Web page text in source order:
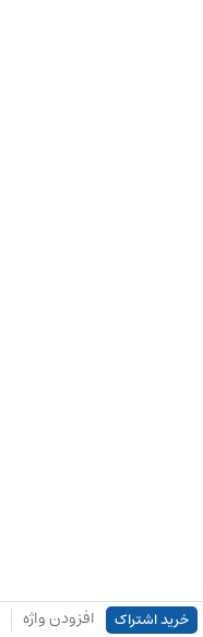
خرید اشتراک افزودن واژه